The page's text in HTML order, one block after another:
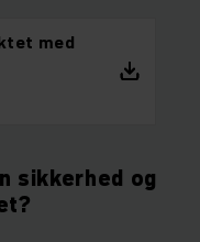
med
sikkerhed og